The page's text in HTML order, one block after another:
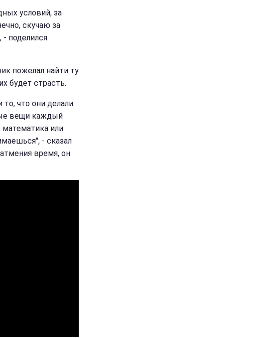
условий, за
скучаю за
поделился
пожелал найти ту
будет страсть.
что они делали.
вещи каждый
математика или
- сказал
время, он